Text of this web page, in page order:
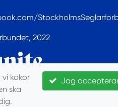
2022
Jag
kakor
ska